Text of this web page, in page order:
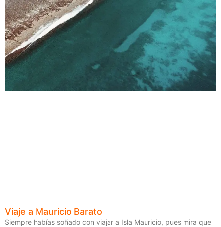
Viaje a Mauricio Barato
Siempre habías soñado con viajar a Isla Mauricio, pues mira que